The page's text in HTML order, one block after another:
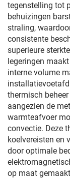
tegenstelling tot
behuizingen
straling,
consistente
superieure
legeringen
interne volume
thermisch
aangezien de
warmteafvoer
convectie. Deze
koelvereisten en
door optimale
op maat